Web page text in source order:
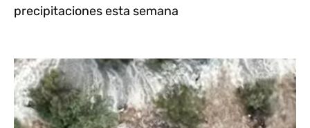
precipitaciones esta semana